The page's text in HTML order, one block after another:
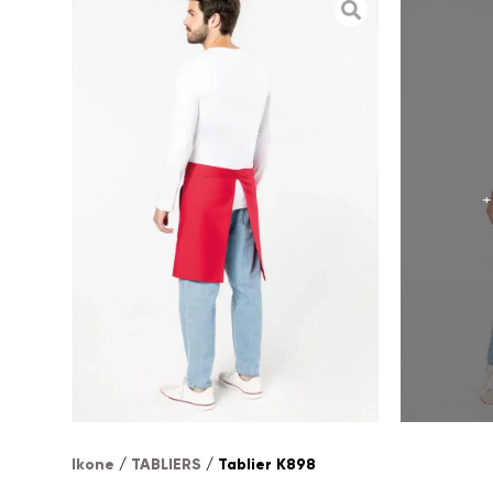
Ikone / TABLIERS / Tablier K898